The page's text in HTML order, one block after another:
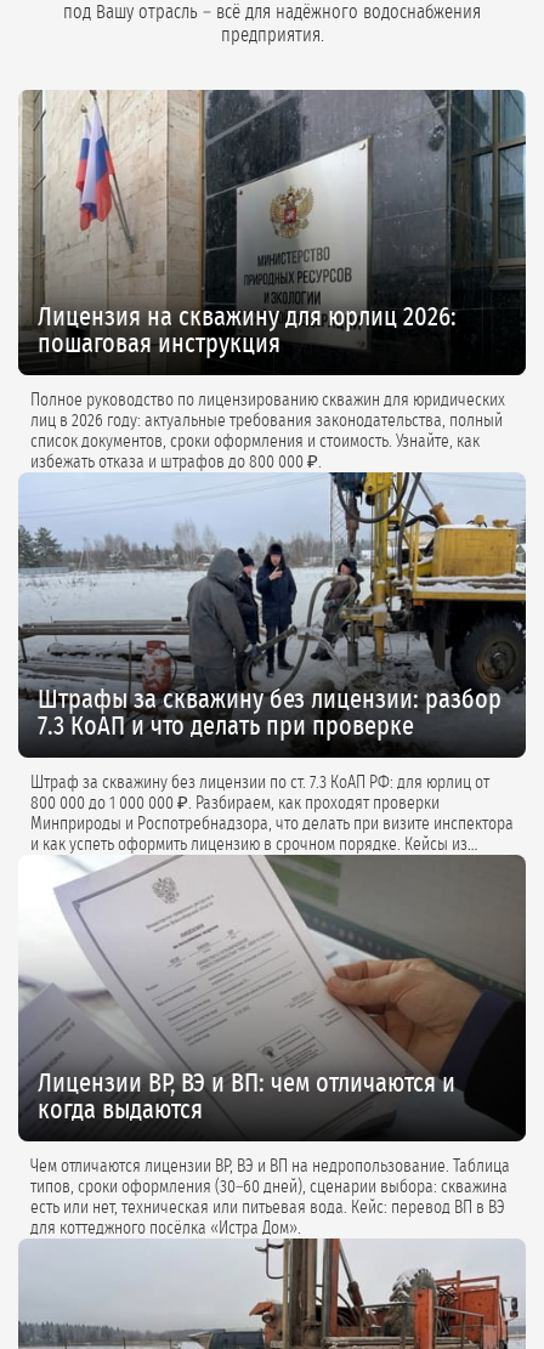
под Вашу отрасль – всё для надёжного водоснабжения
предприятия.
Лицензия на скважину для юрлиц 2026:
пошаговая инструкция
Полное руководство по лицензированию скважин для юридических
лиц в 2026 году: актуальные требования законодательства, полный
список документов, сроки оформления и стоимость. Узнайте, как
избежать отказа и штрафов до 800 000 ₽.
Штрафы за скважину без лицензии: разбор
7.3 КоАП и что делать при проверке
Штраф за скважину без лицензии по ст. 7.3 КоАП РФ: для юрлиц от
800 000 до 1 000 000 ₽. Разбираем, как проходят проверки
Минприроды и Роспотребнадзора, что делать при визите инспектора
и как успеть оформить лицензию в срочном порядке. Кейсы из
практики и советы экспертов.
Лицензии ВР, ВЭ и ВП: чем отличаются и
когда выдаются
Чем отличаются лицензии ВР, ВЭ и ВП на недропользование. Таблица
типов, сроки оформления (30–60 дней), сценарии выбора: скважина
есть или нет, техническая или питьевая вода. Кейс: перевод ВП в ВЭ
для коттеджного посёлка «Истра Дом».